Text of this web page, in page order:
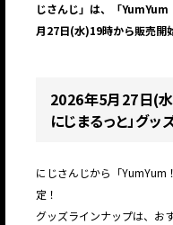
じさんじ」は、「
月27日(水)19時から販売開
2026年5月27日(
にじまるっと」グッ
にじさんじから「YumYum
定！
グッズラインナップは、お